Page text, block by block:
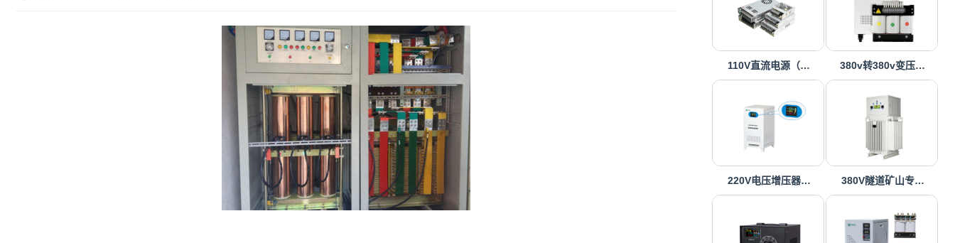
110V直流电源（… 380v转380v变压…
220V电压增压器… 380V隧道矿山专…